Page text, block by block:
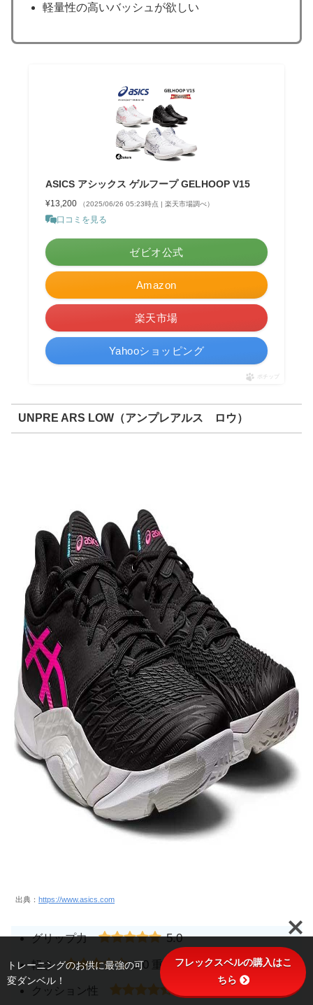
軽量性の高いバッシュが欲しい
ASICS アシックス ゲルフープ GELHOOP V15
¥13,200 （2025/06/26 05:23時点 | 楽天市場調べ）
口コミを見る
Amazon
楽天市場
Yahooショッピング
ゼビオ公式
ポチップ
UNPRE ARS LOW（アンプレアルス ロウ）
出典： https://www.asics.com
グリップ力 5.0
軽さ 3.0 重量：約420g（27.0cm）
クッション性
トレーニングのお供に最強の可
変ダンベル！
フレックスベルの購入はこ
ちら